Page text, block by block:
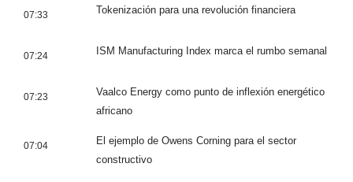
07:33 Tokenización para una revolución financiera
07:24 ISM Manufacturing Index marca el rumbo semanal
07:23
Vaalco Energy como punto de inflexión energético
africano
07:04
El ejemplo de Owens Corning para el sector
constructivo